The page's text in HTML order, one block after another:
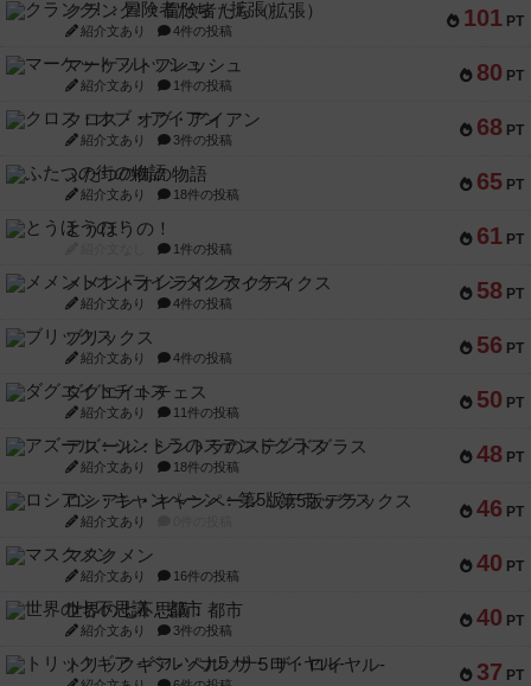
101 PT
クランク! ：冒険者たち（拡張）
紹介文あり 4件の投稿
80 PT
マーケットフレッシュ
紹介文あり 1件の投稿
68 PT
クロス・オブ・アイアン
紹介文あり 3件の投稿
65 PT
ふたつの街の物語
紹介文あり 18件の投稿
61 PT
とうほうの！
1件の投稿
58 PT
メメントオンラインタクティクス
紹介文あり 4件の投稿
56 PT
ブリックス
紹介文あり 4件の投稿
50 PT
ダグエイトチェス
紹介文あり 11件の投稿
48 PT
アズール：シントラのステンドグラス
紹介文あり 18件の投稿
46 PT
ロシアン・キャンペーン：第5版デラックス
紹介文あり
40 PT
マスクメン
紹介文あり 16件の投稿
40 PT
世界の七不思議：都市
紹介文あり 3件の投稿
37 PT
トリックギア - ペルソナ5 ザ・ロイヤル-